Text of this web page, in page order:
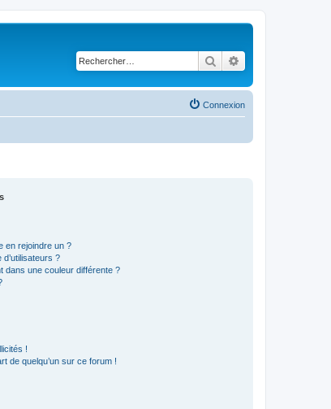
Rechercher
Connexion
en rejoindre un ?
?
dans une couleur différente ?
!
de quelqu’un sur ce forum !